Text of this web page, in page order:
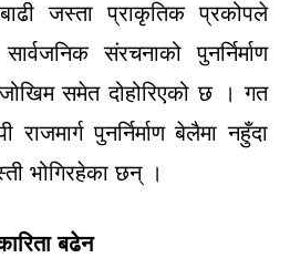
जस्ता प्राकृतिक प्रकोपले
संरचनाको पुनर्निर्माण
समेत दोहोरिएको छ । गत
पुनर्निर्माण बेलैमा नहुँदा
भोगिरहेका छन् ।
बढेन